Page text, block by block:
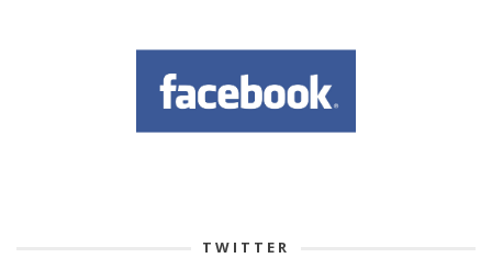
TWITTER